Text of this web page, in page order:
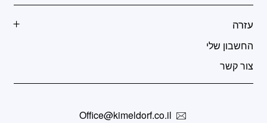
עזרה
החשבון שלי
צור קשר
Office@kimeldorf.co.il